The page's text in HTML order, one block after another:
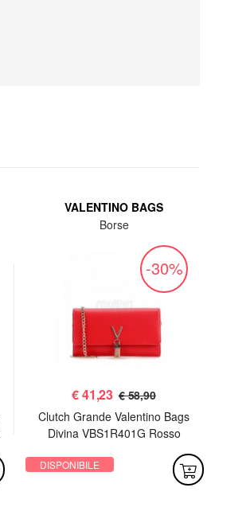
VALENTINO BAGS
Borse
-30%
€41,23 € 58,90
Clutch Grande Valentino Bags
Divina VBS1R401G Rosso
DISPONIBILE